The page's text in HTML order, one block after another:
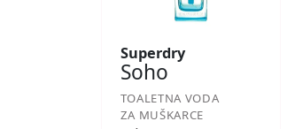
Superdry
Soho
TOALETNA VODA
ZA MUŠKARCE